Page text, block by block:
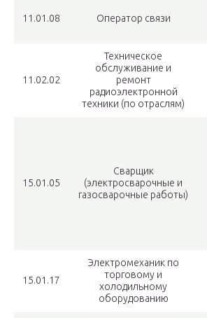
11.01.08 Оператор связи
11.02.02
Техническое
обслуживание и
ремонт
радиоэлектронной
техники (по отраслям)
15.01.05
Сварщик
(электросварочные и
газосварочные работы)
15.01.17
Электромеханик по
торговому и
холодильному
оборудованию